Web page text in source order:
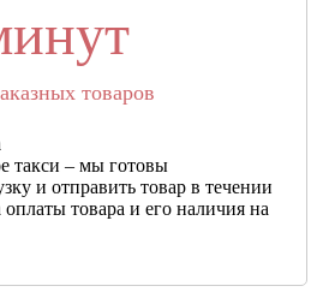
товаров
такси – мы готовы
и отправить товар в течении
товара и его наличия на